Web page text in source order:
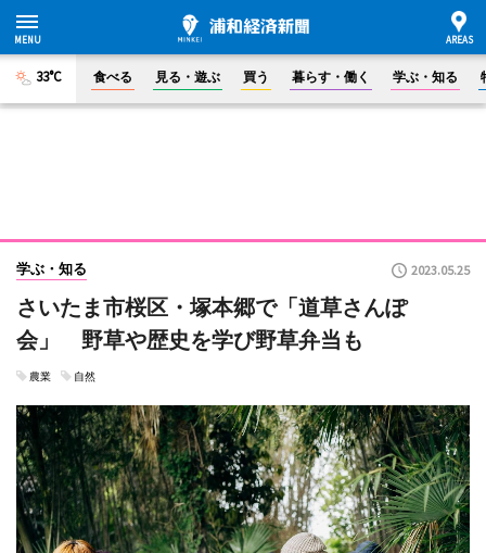
33°C 食べる 見る・遊ぶ 買う 暮らす・働く 学ぶ・知る
学ぶ・知る 2023.05.25
さいたま市桜区・塚本郷で「道草さんぽ
会」 野草や歴史を学び野草弁当も
農業 自然